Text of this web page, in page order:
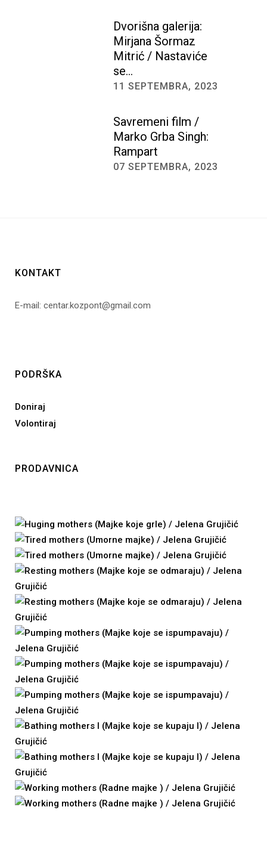
Dvorišna galerija:
Mirjana Šormaz
Mitrić / Nastaviće
se…
11 SEPTEMBRA, 2023
Savremeni film /
Marko Grba Singh:
Rampart
07 SEPTEMBRA, 2023
KONTAKT
E-mail: centar.kozpont@gmail.com
PODRŠKA
Doniraj
Volontiraj
PRODAVNICA